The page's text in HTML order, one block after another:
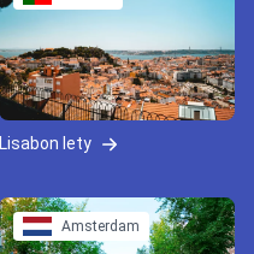
Lisabon lety
Amsterdam